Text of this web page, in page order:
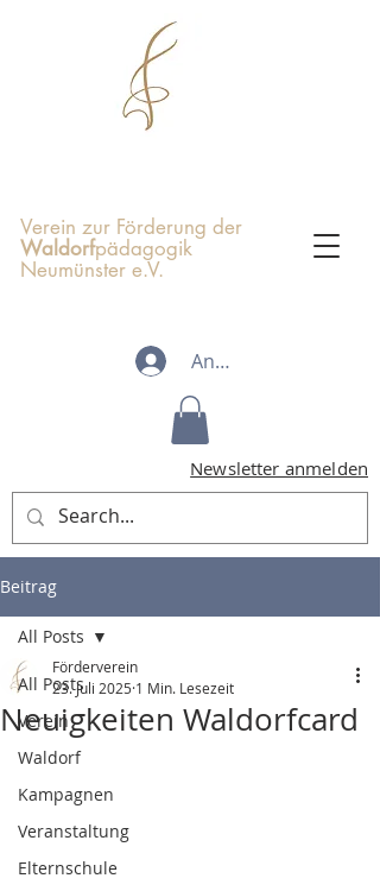
Verein zur Förderung der
Waldorfpädagogik
Neumünster e.V.
Anmelden
Newsletter anmelden
Beitrag
All Posts
Verein
Waldorf
Kampagnen
Veranstaltung
Elternschule
All Posts
Neuigkeiten Waldorfcard
Förderverein
23. Juli 2025 1 Min. Lesezeit